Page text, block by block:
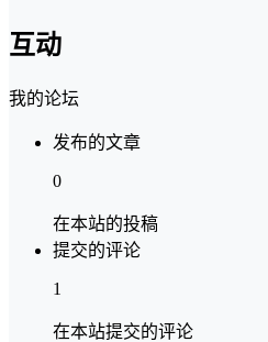
互动
我的论坛
发布的文章
0
在本站的投稿
提交的评论
1
在本站提交的评论